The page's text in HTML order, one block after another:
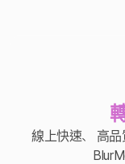
線上快速、 高品質的